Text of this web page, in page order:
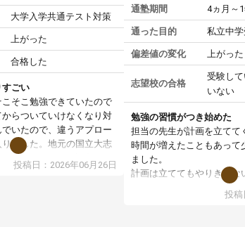
大学入学共通テスト対策
上がった
合格した
すごい
そこ勉強できていたので
らついていけなくなり対
いたので、違うアプロー
ました。地元の国立大志
判定でしたので心配して
り東大生は受験勉強に詳し
投稿日：2026年06月26日
通塾期間 4ヵ月～
通った目的 私立中
偏差値の変化 上がった
志望校の合格
受験し
いない
勉強の習慣がつき始めた
担当の先生が計画を立てて
時間が増えたこともあって
ました。
計画は立ててもやりきれな
ますが、サボってしまう日
て、成績が上がったこと
投稿